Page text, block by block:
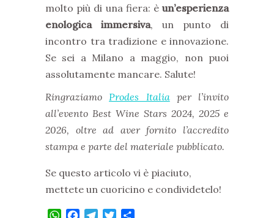
molto più di una fiera: è un’esperienza
enologica immersiva, un punto di
incontro tra tradizione e innovazione.
Se sei a Milano a maggio, non puoi
assolutamente mancare. Salute!
RingraziamoProdes Italiaper l’invito
all’evento Best Wine Stars 2024, 2025 e
2026, oltre ad aver fornito l’accredito
stampa e parte del materiale pubblicato.
Se questo articolo vi è piaciuto,
mettete un cuoricino e condividetelo!
WhatsApp
Facebook
Telegram
Twitter